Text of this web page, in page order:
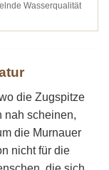
Wasserqualität
die Zugspitze
nah scheinen,
die Murnauer
nicht für die